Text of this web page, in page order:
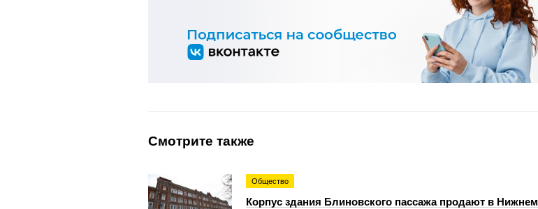
Смотрите также
Общество
Корпус здания Блиновского пассажа продают в Нижнем